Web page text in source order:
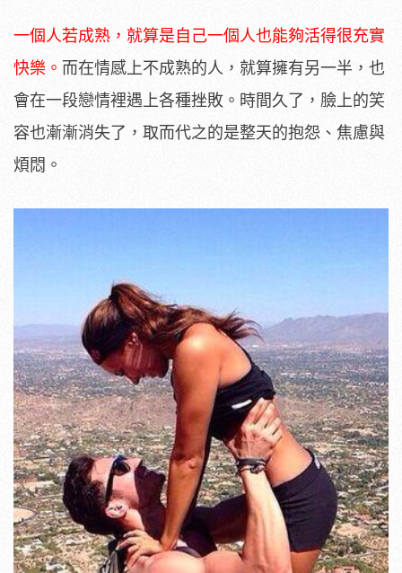
一個人若成熟，就算是自己一個人也能夠活得很充實
快樂。 而在情感上不成熟的人，就算擁有另一半，也
會在一段戀情裡遇上各種挫敗。時間久了，臉上的笑
容也漸漸消失了，取而代之的是整天的抱怨、焦慮與
煩悶。